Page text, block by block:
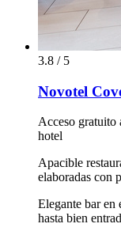
3.8 / 5
Novotel
Acceso gratuito
hotel
Apacible
elaboradas con
Elegante bar en
hasta bien